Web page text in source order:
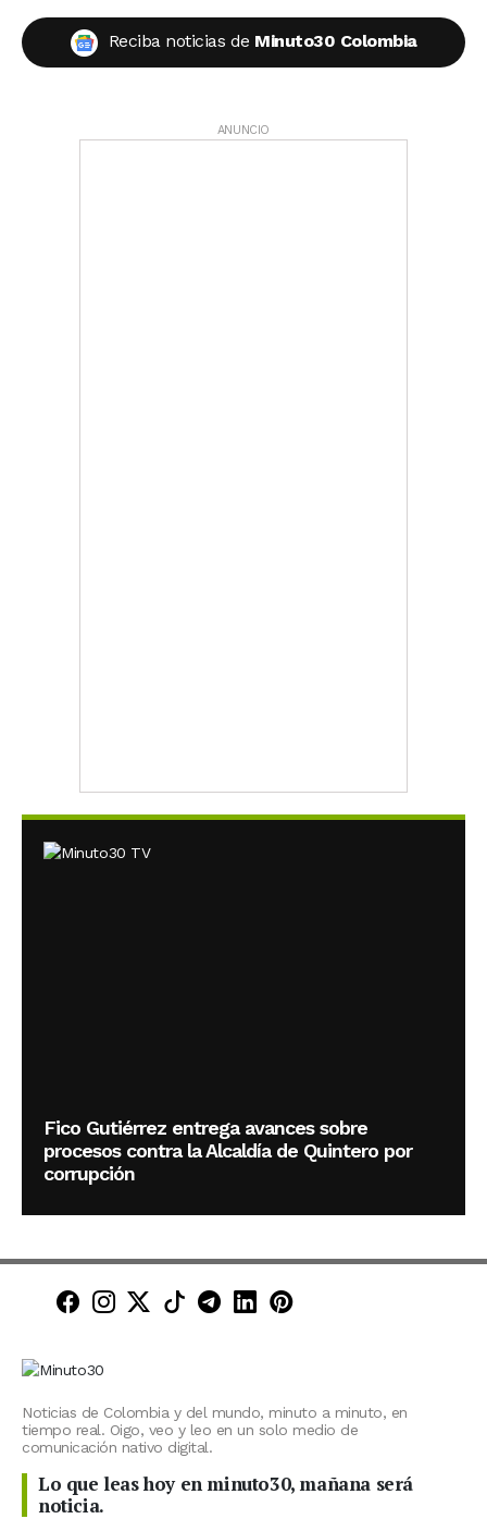
Reciba noticias de Minuto30 Colombia
ANUNCIO
Fico Gutiérrez entrega avances sobre
procesos contra la Alcaldía de Quintero por
corrupción
Minuto30 en Facebook
Minuto30 en Instagram
Minuto30 en X (Twitter)
Minuto30 en TikTok
Canal de Minuto30 en
Minuto30 en LinkedIn
Minuto30 en
Noticias de Colombia y del mundo, minuto a minuto, en
tiempo real. Oigo, veo y leo en un solo medio de
comunicación nativo digital.
Lo que leas hoy en minuto30, mañana será
noticia.